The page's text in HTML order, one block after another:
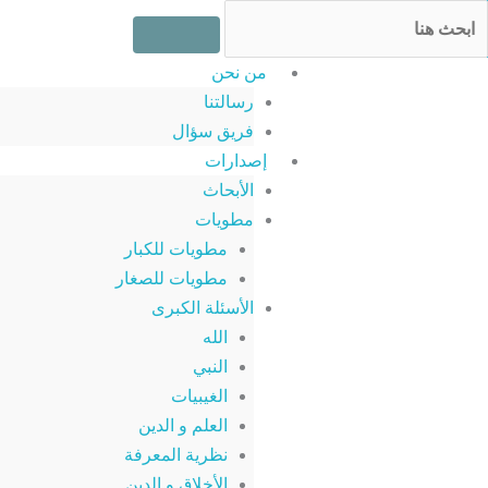
إلى
من نحن
رسالتنا
فريق سؤال
إصدارات
الأبحاث
مطويات
مطويات للكبار
مطويات للصغار
الأسئلة الكبرى
الله
النبي
الغيبيات
العلم و الدين
نظرية المعرفة
الأخلاق و الدين